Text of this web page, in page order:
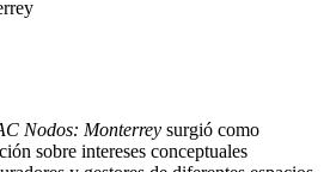
Nodos: Monterrey surgió como
sobre intereses conceptuales